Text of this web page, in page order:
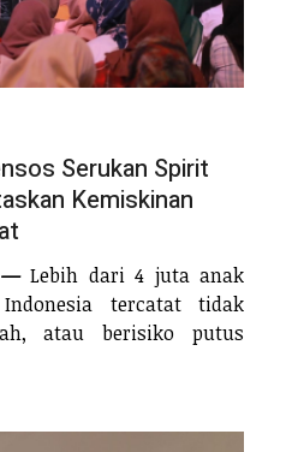
Serukan Spirit
Kemiskinan
—Lebih dari 4 juta anak
tercatat tidak
atau berisiko putus